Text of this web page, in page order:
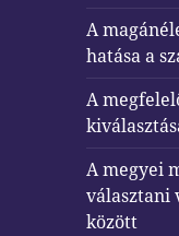
A
hatása a
A
A megyei
választani
között